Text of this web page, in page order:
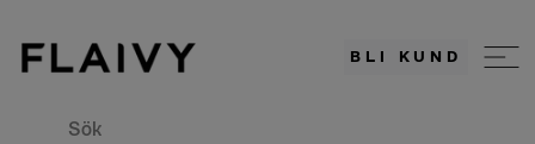
BLI KUND
Sök